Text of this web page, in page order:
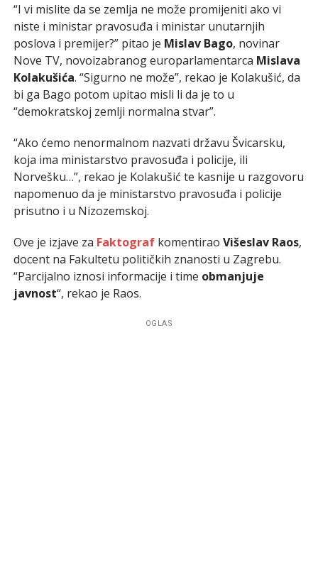
“I vi mislite da se zemlja ne može promijeniti ako vi
niste i ministar pravosuđa i ministar unutarnjih
poslova i premijer?” pitao je Mislav Bago, novinar
Nove TV, novoizabranog europarlamentarca Mislava
Kolakušića. “Sigurno ne može”, rekao je Kolakušić, da
bi ga Bago potom upitao misli li da je to u
“demokratskoj zemlji normalna stvar”.
“Ako ćemo nenormalnom nazvati državu Švicarsku,
koja ima ministarstvo pravosuđa i policije, ili
Norvešku…”, rekao je Kolakušić te kasnije u razgovoru
napomenuo da je ministarstvo pravosuđa i policije
prisutno i u Nizozemskoj.
Ove je izjave za Faktograf komentirao Višeslav Raos,
docent na Fakultetu političkih znanosti u Zagrebu.
“Parcijalno iznosi informacije i time obmanjuje
javnost“, rekao je Raos.
OGLAS